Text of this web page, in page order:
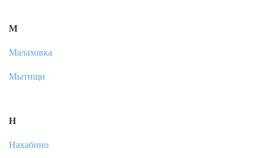
М
Малаховка
Мытищи
Н
Нахабино